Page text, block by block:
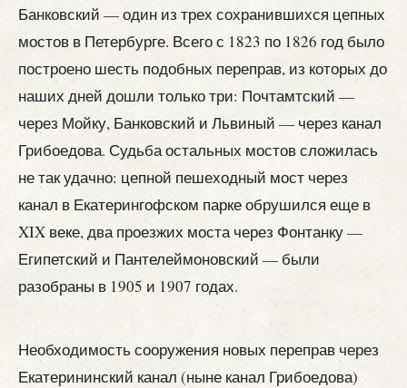
Банковский — один из трех сохранившихся цепных
мостов в Петербурге. Всего с 1823 по 1826 год было
построено шесть подобных переправ, из которых до
наших дней дошли только три: Почтамтский —
через Мойку, Банковский и Львиный — через канал
Грибоедова. Судьба остальных мостов сложилась
не так удачно: цепной пешеходный мост через
канал в Екатерингофском парке обрушился еще в
XIX веке, два проезжих моста через Фонтанку —
Египетский и Пантелеймоновский — были
разобраны в 1905 и 1907 годах.
Необходимость сооружения новых переправ через
Екатерининский канал (ныне канал Грибоедова)